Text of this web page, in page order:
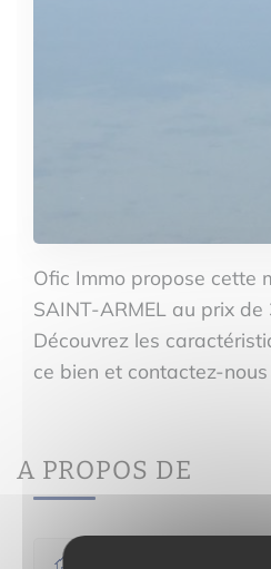
Ofic Immo propose cette
SAINT-ARMEL au prix
Découvrez les
ce bien et contactez-
A PROPOS DE